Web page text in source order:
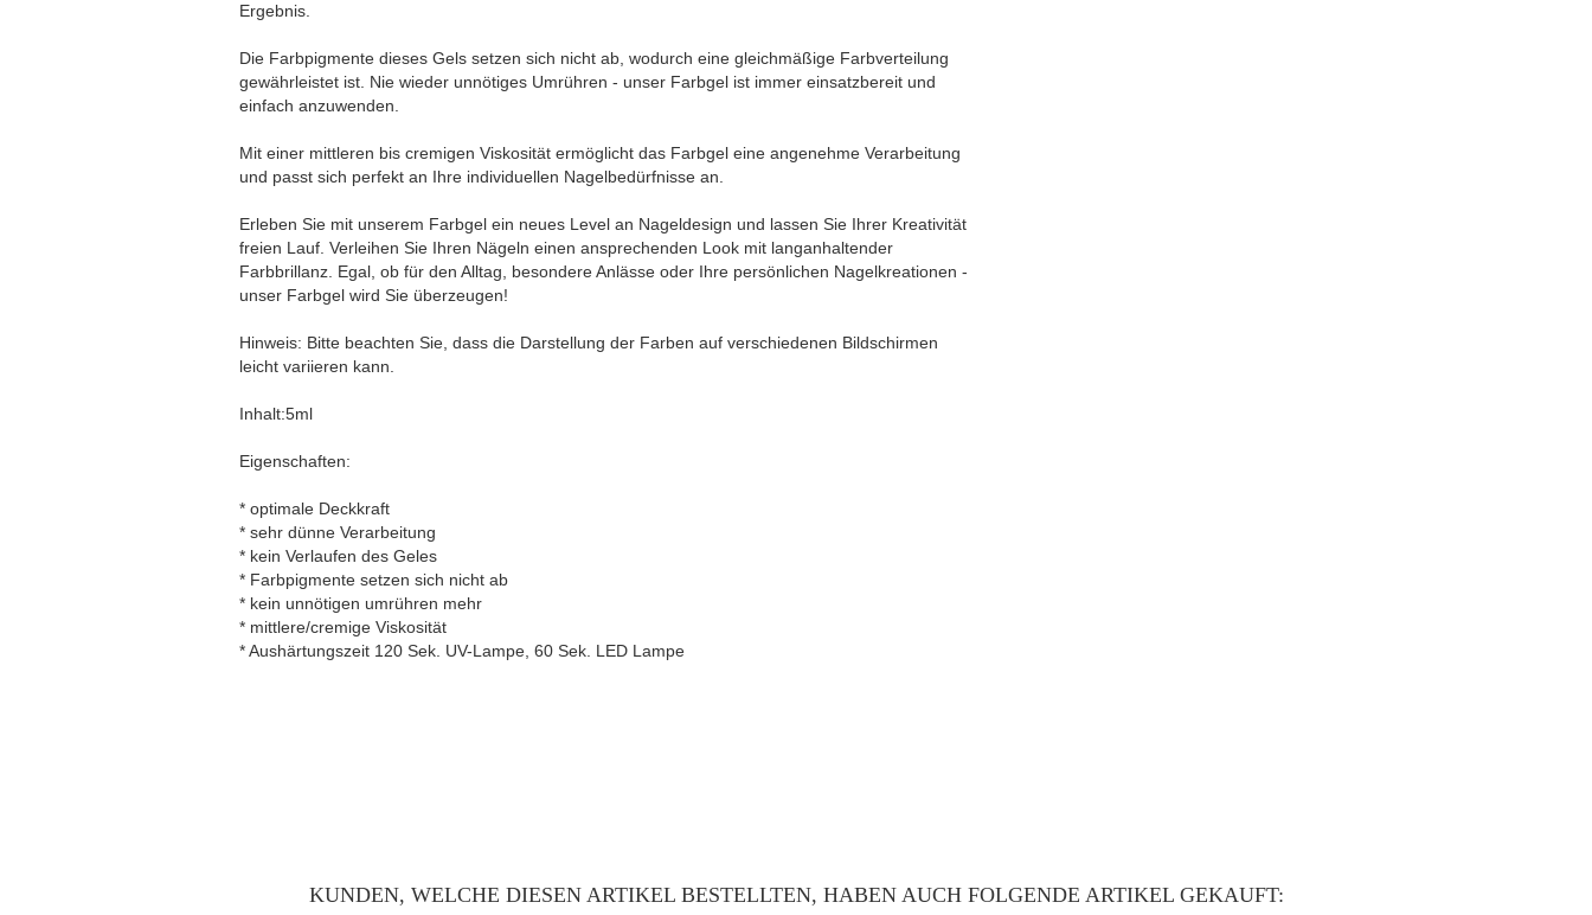
Ergebnis.
Die Farbpigmente dieses Gels setzen sich nicht ab, wodurch eine gleichmäßige Farbverteilung
gewährleistet ist. Nie wieder unnötiges Umrühren - unser Farbgel ist immer einsatzbereit und
einfach anzuwenden.
Mit einer mittleren bis cremigen Viskosität ermöglicht das Farbgel eine angenehme Verarbeitung
und passt sich perfekt an Ihre individuellen Nagelbedürfnisse an.
Erleben Sie mit unserem Farbgel ein neues Level an Nageldesign und lassen Sie Ihrer Kreativität
freien Lauf. Verleihen Sie Ihren Nägeln einen ansprechenden Look mit langanhaltender
Farbbrillanz. Egal, ob für den Alltag, besondere Anlässe oder Ihre persönlichen Nagelkreationen -
unser Farbgel wird Sie überzeugen!
Hinweis: Bitte beachten Sie, dass die Darstellung der Farben auf verschiedenen Bildschirmen
leicht variieren kann.
Inhalt:5ml
Eigenschaften:
* optimale Deckkraft
* sehr dünne Verarbeitung
* kein Verlaufen des Geles
* Farbpigmente setzen sich nicht ab
* kein unnötigen umrühren mehr
* mittlere/cremige Viskosität
* Aushärtungszeit 120 Sek. UV-Lampe, 60 Sek. LED Lampe
KUNDEN, WELCHE DIESEN ARTIKEL BESTELLTEN, HABEN AUCH FOLGENDE ARTIKEL GEKAUFT: